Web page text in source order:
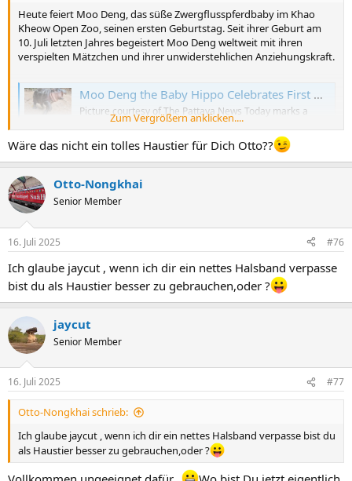
Heute feiert Moo Deng, das süße Zwergflusspferdbaby im Khao
Kheow Open Zoo, seinen ersten Geburtstag. Seit ihrer Geburt am
10. Juli letzten Jahres begeistert Moo Deng weltweit mit ihren
verspielten Mätzchen und ihrer unwiderstehlichen Anziehungskraft.
Moo Deng the Baby Hippo Celebrates First Birthday with Global Fans
Picture courtesy of The Pattaya News Today marks a
special milestone for Moo Deng, the adorable baby
pygmy hippo at Khao Kheow Open Zoo, as she celebrates
her first birthday. Since her birth on July 10 last year, Moo
Deng has charmed audiences worldwide with her playful
aseannow.com
Zum Vergrößern anklicken....
Wäre das nicht ein tolles Haustier für Dich Otto??
Otto-Nongkhai
Senior Member
16. Juli 2025 #76
Ich glaube jaycut , wenn ich dir ein nettes Halsband verpasse
bist du als Haustier besser zu gebrauchen,oder ?
jaycut
Senior Member
16. Juli 2025 #77
Otto-Nongkhai schrieb:
Ich glaube jaycut , wenn ich dir ein nettes Halsband verpasse bist du
als Haustier besser zu gebrauchen,oder ?